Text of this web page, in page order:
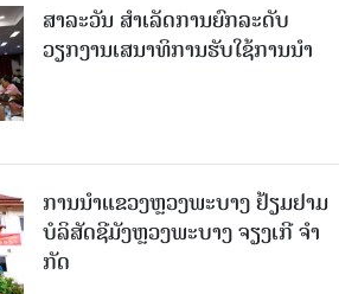
ສາລະວັນ ສໍາເລັດການຍົກລະດັບ
ວຽກງານເສນາທິການຮັບໃຊ້ການນໍາ
ການນຳແຂວງຫຼວງພະບາງ ຢ້ຽມ​ຢາມ
ບໍ​ລິ​ສັດຊີມັງຫຼວງພະບາງ ຈຽງເກີ ຈໍາ
ກັດ